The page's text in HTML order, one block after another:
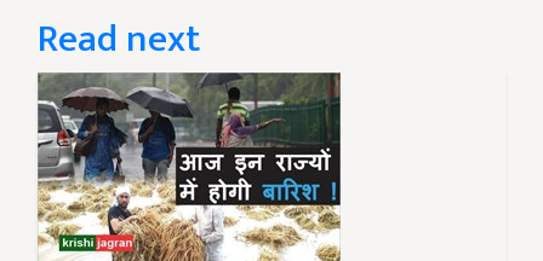
Read next